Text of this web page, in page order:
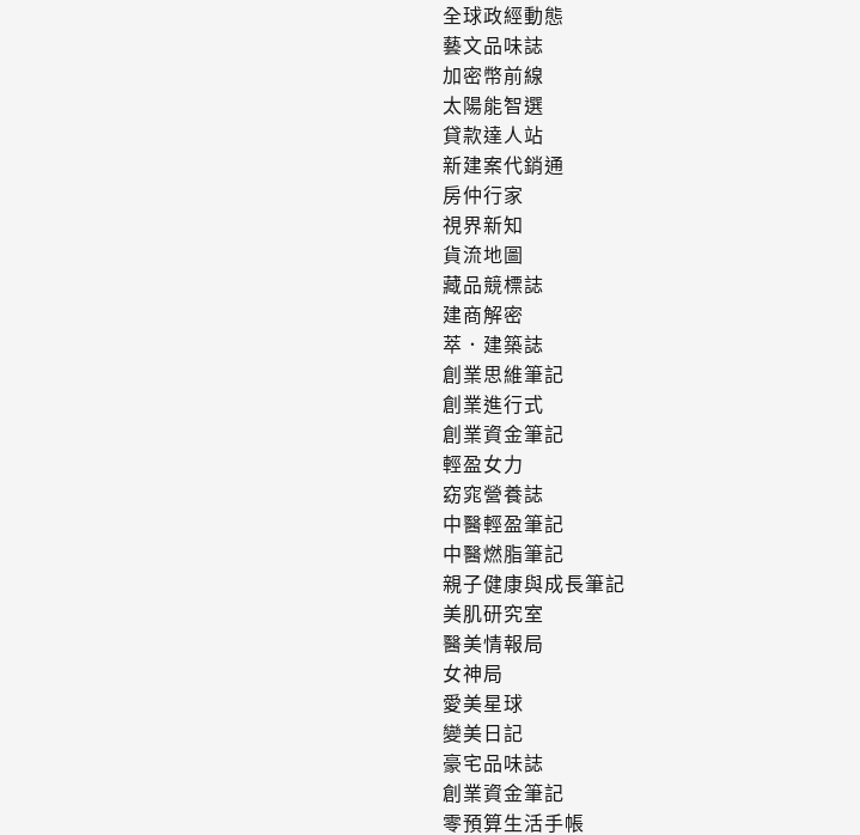
全球政經動態
藝文品味誌
加密幣前線
太陽能智選
貸款達人站
新建案代銷通
房仲行家
視界新知
貨流地圖
藏品競標誌
建商解密
萃．建築誌
創業思維筆記
創業進行式
創業資金筆記
輕盈女力
窈窕營養誌
中醫輕盈筆記
中醫燃脂筆記
親子健康與成長筆記
美肌研究室
醫美情報局
女神局
愛美星球
變美日記
豪宅品味誌
創業資金筆記
零預算生活手帳